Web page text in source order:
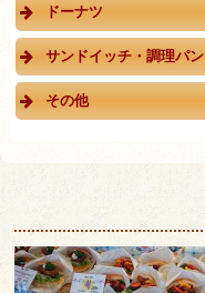
ドーナツ
サンドイッチ・調理パン
その他